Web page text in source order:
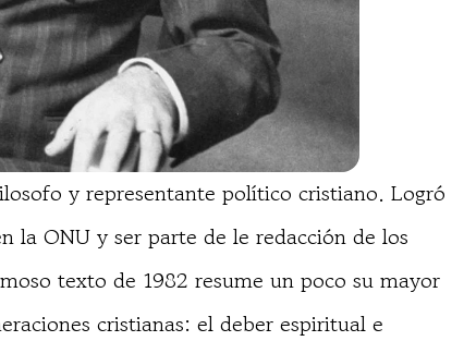
y representante político cristiano. Logró
la ONU y ser parte de le redacción de los
texto de 1982 resume un poco su mayor
cristianas: el deber espiritual e